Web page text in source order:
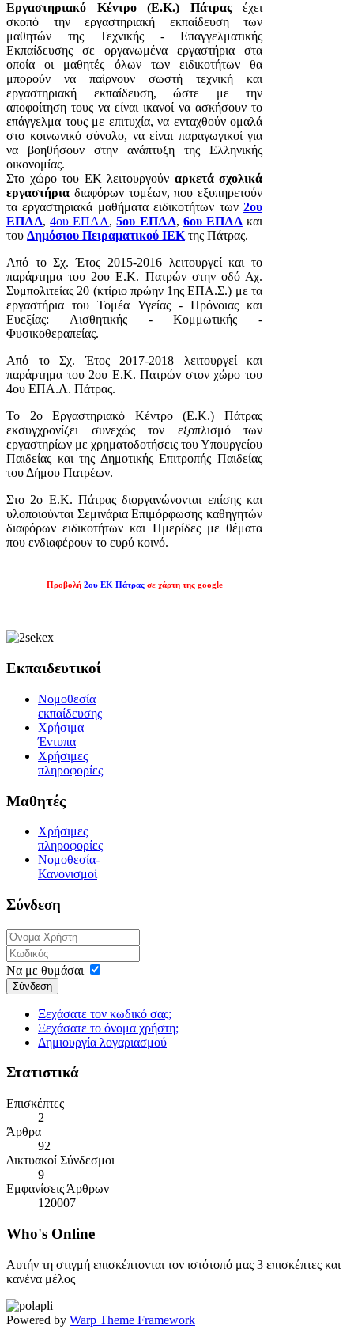
Εργαστηριακό Κέντρο (Ε.Κ.) Πάτρας έχει
σκοπό την εργαστηριακή εκπαίδευση των
μαθητών της Τεχνικής - Επαγγελματικής
Εκπαίδευσης σε οργανωμένα εργαστήρια στα
οποία οι μαθητές όλων των ειδικοτήτων θα
μπορούν να παίρνουν σωστή τεχνική και
εργαστηριακή εκπαίδευση, ώστε με την
αποφοίτηση τους να είναι ικανοί να ασκήσουν το
επάγγελμα τους με επιτυχία, να ενταχθούν ομαλά
στο κοινωνικό σύνολο, να είναι παραγωγικοί για
να βοηθήσουν στην ανάπτυξη της Ελληνικής
οικονομίας.
Στο χώρο του ΕΚ λειτουργούν αρκετά σχολικά
εργαστήρια διαφόρων τομέων, που εξυπηρετούν
τα εργαστηριακά μαθήματα ειδικοτήτων των 2ου
ΕΠΑΛ,4ου ΕΠΑΛ,5ου ΕΠΑΛ, 6ου ΕΠΑΛκαι
του Δημόσιου Πειραματικού ΙΕΚτης Πάτρας.
Από το Σχ. Έτος 2015-2016 λειτουργεί και το
παράρτημα του 2ου Ε.Κ. Πατρών στην οδό Αχ.
Συμπολιτείας 20 (κτίριο πρώην 1ης ΕΠΑ.Σ.) με τα
εργαστήρια του Τομέα Υγείας - Πρόνοιας και
Ευεξίας: Αισθητικής - Κομμωτικής -
Φυσικοθεραπείας.
Από το Σχ. Έτος 2017-2018 λειτουργεί και
παράρτημα του 2ου Ε.Κ. Πατρών στον χώρο του
4ου ΕΠΑ.Λ. Πάτρας.
Το 2ο Εργαστηριακό Κέντρο (Ε.Κ.) Πάτρας
εκσυγχρονίζει συνεχώς τον εξοπλισμό των
εργαστηρίων με χρηματοδοτήσεις του Υπουργείου
Παιδείας και της Δημοτικής Επιτροπής Παιδείας
του Δήμου Πατρέων.
Στο 2ο Ε.Κ. Πάτρας διοργανώνονται επίσης και
υλοποιούνται Σεμινάρια Επιμόρφωσης καθηγητών
διαφόρων ειδικοτήτων και Ημερίδες με θέματα
που ενδιαφέρουν το ευρύ κοινό.
Προβολή 2ου ΕΚ Πάτρας σε χάρτη της google
Εκπαιδευτικοί
Νομοθεσία
εκπαίδευσης
Χρήσιμα
Έντυπα
Χρήσιμες
πληροφορίες
Μαθητές
Χρήσιμες
πληροφορίες
Νομοθεσία-
Κανονισμοί
Σύνδεση
Να με θυμάσαι
Σύνδεση
Ξεχάσατε τον κωδικό σας;
Ξεχάσατε το όνομα χρήστη;
Δημιουργία λογαριασμού
Στατιστικά
Επισκέπτες
2
Άρθρα
92
Δικτυακοί Σύνδεσμοι
9
Εμφανίσεις Άρθρων
120007
Who's Online
Αυτήν τη στιγμή επισκέπτονται τον ιστότοπό μας 3 επισκέπτες και
κανένα μέλος
Powered by Warp Theme Framework